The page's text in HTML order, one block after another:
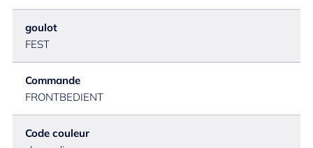
goulot
FEST
Commande
FRONTBEDIENT
Code couleur